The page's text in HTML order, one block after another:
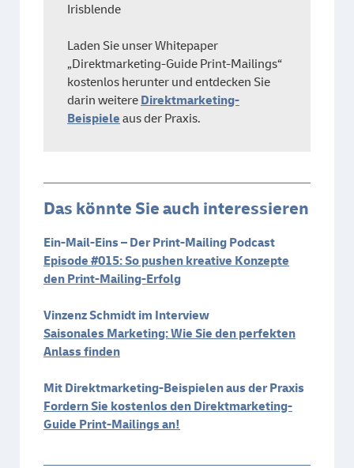
Irisblende
Laden Sie unser Whitepaper
„Direktmarketing-Guide Print-Mailings“
kostenlos herunter und entdecken Sie
darin weitere Direktmarketing-
Beispiele aus der Praxis.
Das könnte Sie auch interessieren
Ein-Mail-Eins – Der Print-Mailing Podcast
Episode #015: So pushen kreative Konzepte
den Print-Mailing-Erfolg
Vinzenz Schmidt im Interview
Saisonales Marketing: Wie Sie den perfekten
Anlass finden
Mit Direktmarketing-Beispielen aus der Praxis
Fordern Sie kostenlos den Direktmarketing-
Guide Print-Mailings an!